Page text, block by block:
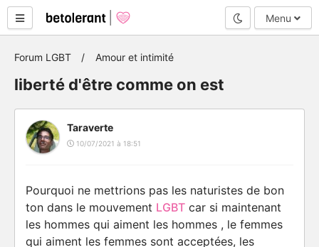
Mode nuit
Menu
Forum LGBT Amour et intimité
liberté d'être comme on est
Taraverte
10/07/2021 à 18:51
Pourquoi ne mettrions pas les naturistes de bon
ton dans le mouvement LGBT car si maintenant
les hommes qui aiment les hommes , le femmes
qui aiment les femmes sont acceptées, les